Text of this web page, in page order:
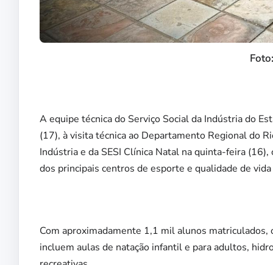
A equipe técnica do Serviço Social da Indústria do
(17), à visita técnica ao Departamento Regional do
Indústria e da SESI Clínica Natal na quinta-feira
dos principais centros de esporte e qualidade de
Com aproximadamente 1,1 mil alunos matriculados,
incluem aulas de natação infantil e para adultos,